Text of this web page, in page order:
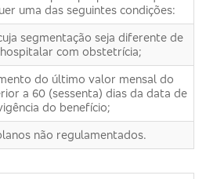
uma das seguintes condições:
segmentação seja diferente de
com obstetrícia;
do último valor mensal do
a 60 (sessenta) dias da data de
do benefício;
não regulamentados.